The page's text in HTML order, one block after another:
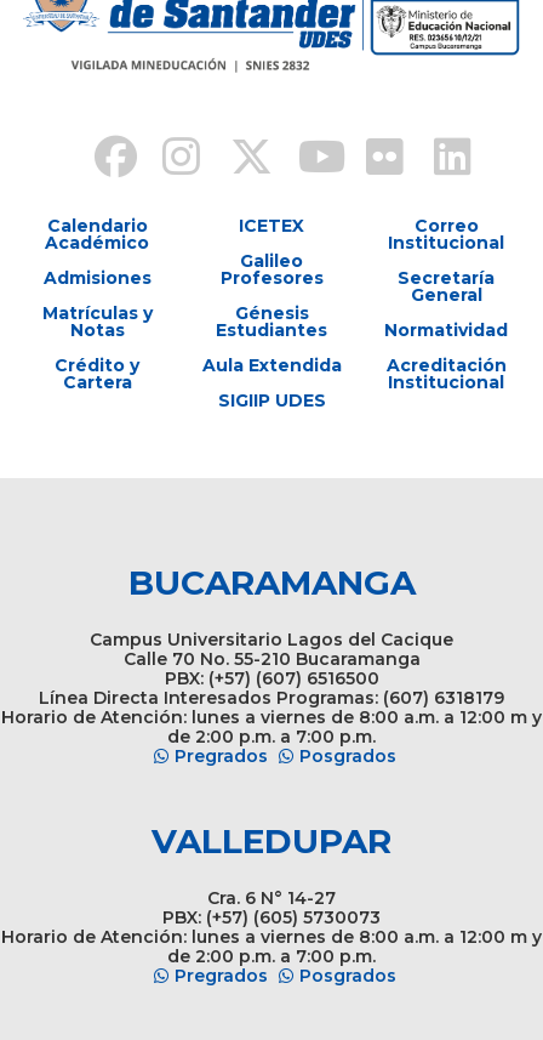
Calendario
Académico
Admisiones
Matrículas y
Notas
Crédito y
Cartera
ICETEX
Galileo
Profesores
Génesis
Estudiantes
Aula Extendida
SIGIIP UDES
Correo
Institucional
Secretaría
General
Normatividad
Acreditación
Institucional
BUCARAMANGA
Campus Universitario Lagos del Cacique
Calle 70 No. 55-210 Bucaramanga
PBX: (+57) (607) 6516500
Línea Directa Interesados Programas: (607) 6318179
Horario de Atención: lunes a viernes de 8:00 a.m. a 12:00 m y
de 2:00 p.m. a 7:00 p.m.
Pregrados
Posgrados
VALLEDUPAR
Cra. 6 N° 14-27
PBX: (+57) (605) 5730073
Horario de Atención: lunes a viernes de 8:00 a.m. a 12:00 m y
de 2:00 p.m. a 7:00 p.m.
Pregrados
Posgrados